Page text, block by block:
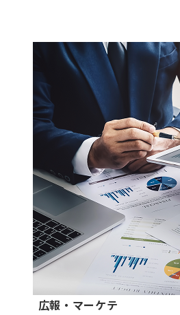
広報・マーケテ